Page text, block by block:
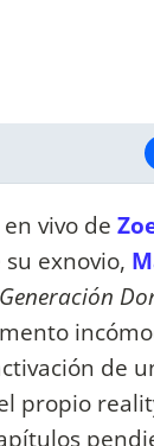
vivo de
exnovio,
de
propio